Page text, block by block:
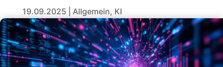
19.09.2025 Allgemein, KI